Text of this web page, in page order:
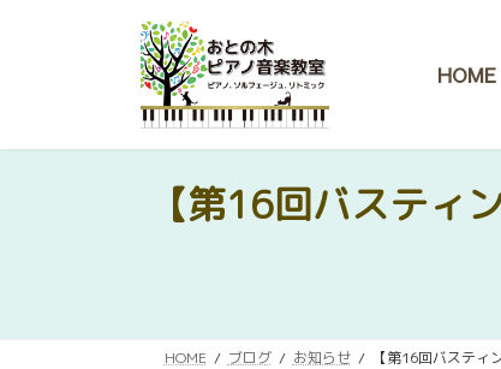
へ
ョ
HOME
【第16回バスティ
HOME ブログ お知らせ 【第16回バステ